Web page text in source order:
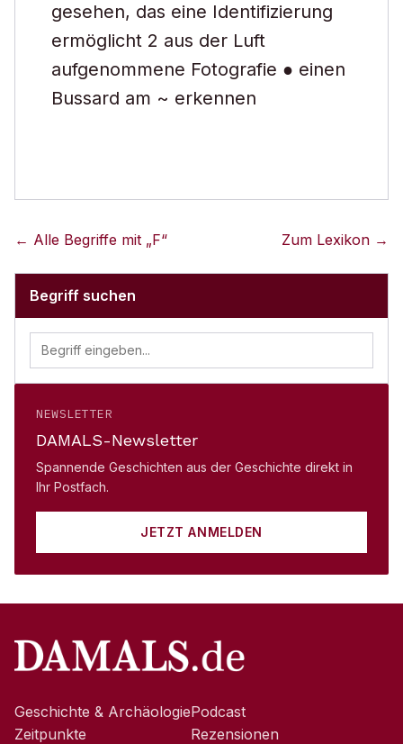
gesehen, das eine Identifizierung
ermöglicht 2 aus der Luft
aufgenommene Fotografie ● einen
Bussard am ~ erkennen
← Alle Begriffe mit „F“ Zum Lexikon →
Begriff suchen
NEWSLETTER
DAMALS-Newsletter
Spannende Geschichten aus der Geschichte direkt in
Ihr Postfach.
JETZT ANMELDEN
Geschichte & Archäologie
Zeitpunkte
Podcast
Rezensionen